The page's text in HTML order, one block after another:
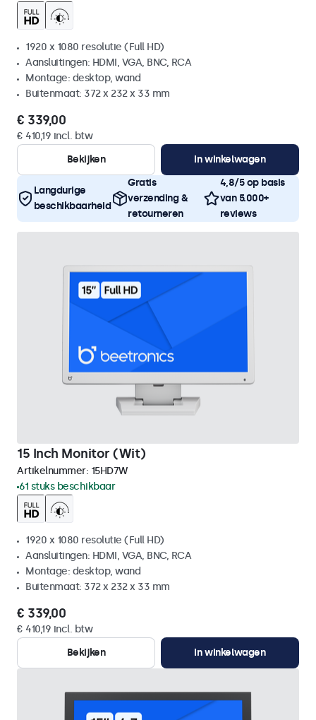
1920 x 1080 resolutie (Full HD)
Aansluitingen: HDMI, VGA, BNC, RCA
Montage: desktop, wand
Buitenmaat: 372 x 232 x 33 mm
€ 339,00
€ 410,19 incl. btw
Bekijken
In winkelwagen
Langdurige
beschikbaarheid
Gratis
verzending &
retourneren
4,8/5 op basis
van 5.000+
reviews
15 Inch Monitor (Wit)
Artikelnummer: 15HD7W
61 stuks beschikbaar
1920 x 1080 resolutie (Full HD)
Aansluitingen: HDMI, VGA, BNC, RCA
Montage: desktop, wand
Buitenmaat: 372 x 232 x 33 mm
€ 339,00
€ 410,19 incl. btw
Bekijken
In winkelwagen